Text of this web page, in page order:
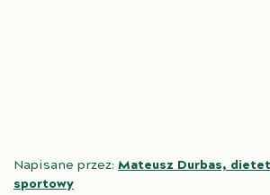
Napisane przez: Mateusz Durbas,
sportowy